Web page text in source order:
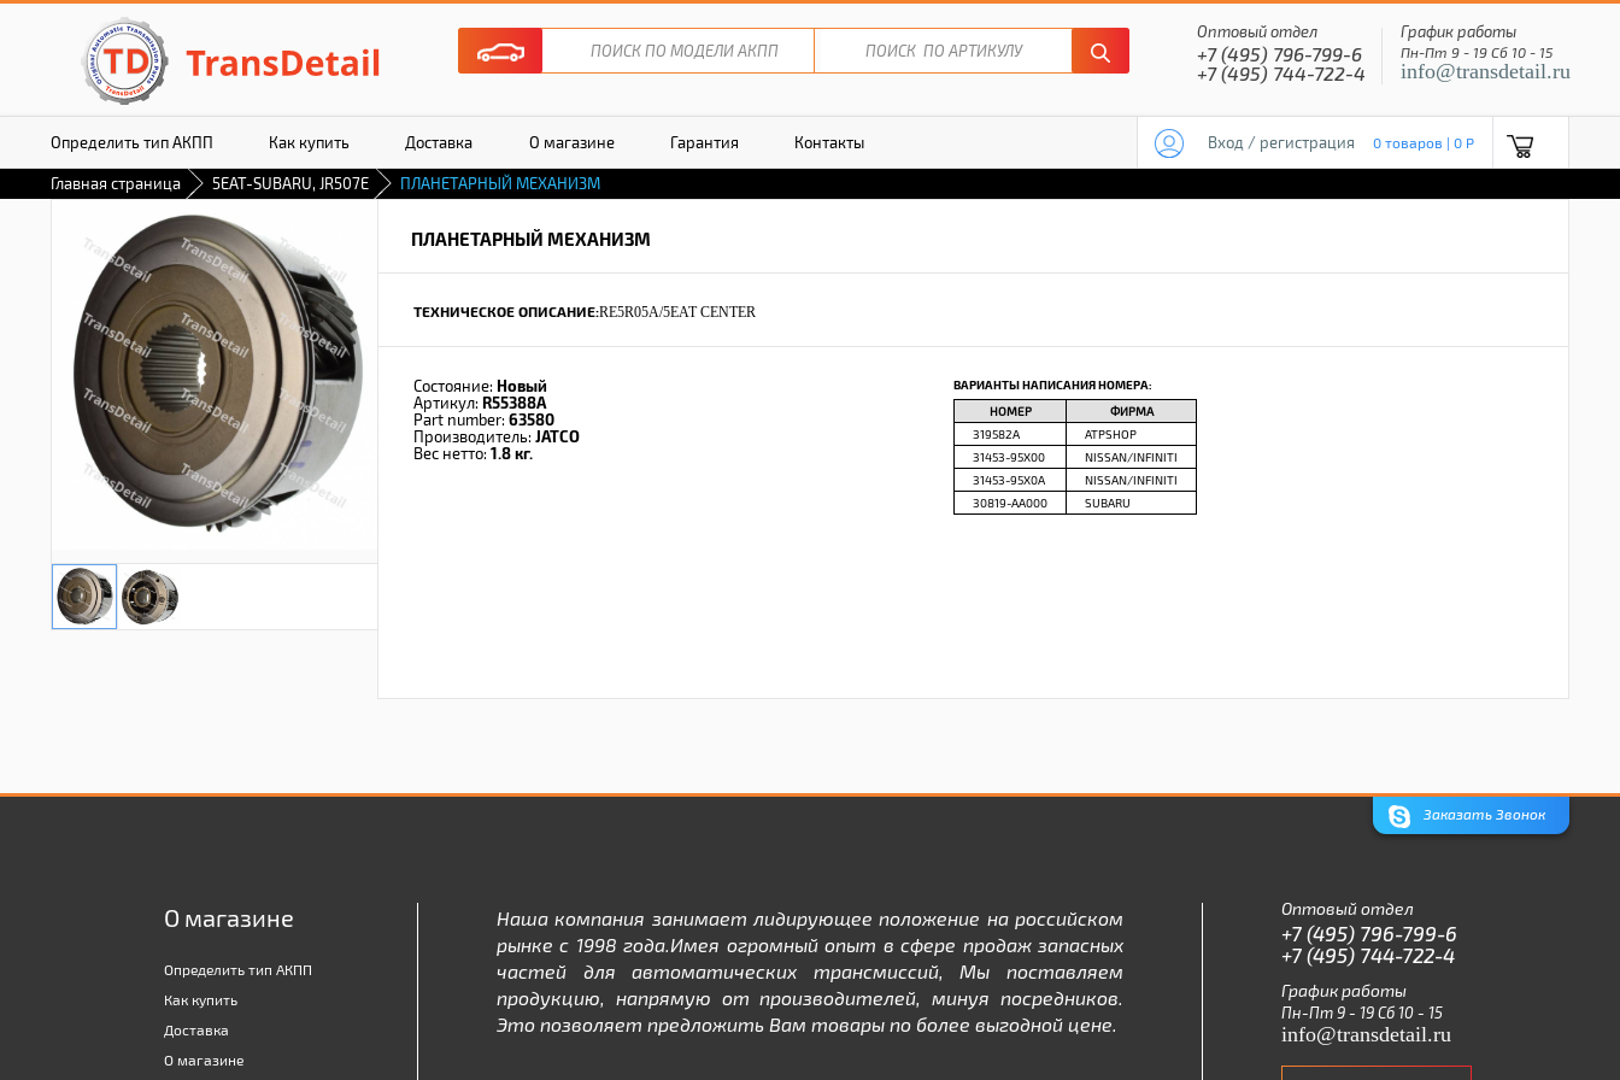
Оптовый отдел
+7 (495) 796-799-6
+7 (495) 744-722-4
График работы
Пн-Пт 9 - 19 Сб 10 - 15
info@transdetail.ru
Определить тип АКПП Как купить Доставка О магазине Гарантия Контакты Вход / регистрация 0 товаров | 0 P
Главная страница 5EAT-SUBARU, JR507E ПЛАНЕТАРНЫЙ МЕХАНИЗМ
ПЛАНЕТАРНЫЙ МЕХАНИЗМ
ТЕХНИЧЕСКОЕ ОПИСАНИЕ:RE5R05A/5EAT CENTER
Состояние: Новый
Артикул: R55388A
Part number: 63580
Производитель: JATCO
Вес нетто: 1.8 кг.
ВАРИАНТЫ НАПИСАНИЯ НОМЕРА:
НОМЕР
ФИРМА
319582A
ATPSHOP
31453-95X00
NISSAN/INFINITI
31453-95X0A
NISSAN/INFINITI
30819-AA000
SUBARU
Заказать Звонок
О магазине
Определить тип АКПП
Как купить
Доставка
О магазине
Наша компания занимает лидирующее положение на российском
рынке с 1998 года.Имея огромный опыт в сфере продаж запасных
частей для автоматических трансмиссий, Мы поставляем
продукцию, напрямую от производителей, минуя посредников.
Это позволяет предложить Вам товары по более выгодной цене.
Оптовый отдел
+7 (495) 796-799-6
+7 (495) 744-722-4
График работы
Пн-Пт 9 - 19 Сб 10 - 15
info@transdetail.ru